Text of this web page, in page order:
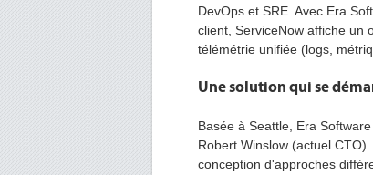
DevOps et SRE. Avec Era
client, ServiceNow affiche un
télémétrie unifiée (logs,
Une solution qui se
Basée à Seattle, Era
Robert Winslow (actuel
conception d'approches